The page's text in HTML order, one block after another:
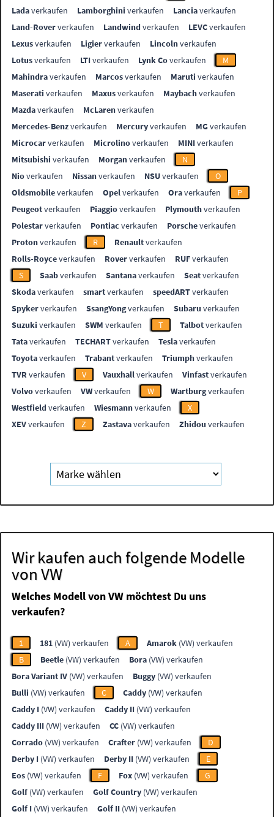
Ladaverkaufen Lamborghini verkaufen Lanciaverkaufen
Land-Roververkaufen Landwindverkaufen LEVCverkaufen
Lexusverkaufen Ligierverkaufen Lincolnverkaufen
Lotusverkaufen LTIverkaufen Lynk Coverkaufen
M
Mahindraverkaufen Marcosverkaufen Maruti verkaufen
Maserati verkaufen Maxusverkaufen Maybachverkaufen
Mazdaverkaufen McLarenverkaufen
Mercedes-Benzverkaufen Mercuryverkaufen MGverkaufen
Microcarverkaufen Microlinoverkaufen MINIverkaufen
Mitsubishi verkaufen Morganverkaufen
N
Nioverkaufen Nissanverkaufen NSUverkaufen
O
Oldsmobileverkaufen Opelverkaufen Oraverkaufen
P
Peugeotverkaufen Piaggioverkaufen Plymouthverkaufen
Polestarverkaufen Pontiac verkaufen Porscheverkaufen
Protonverkaufen R Renaultverkaufen
Rolls-Royceverkaufen Roververkaufen RUFverkaufen
S
Saabverkaufen Santanaverkaufen Seatverkaufen
Skodaverkaufen smartverkaufen speedARTverkaufen
Spykerverkaufen SsangYongverkaufen Subaru verkaufen
Suzuki verkaufen SWM verkaufen T Talbotverkaufen
Tataverkaufen TECHARTverkaufen Teslaverkaufen
Toyotaverkaufen Trabantverkaufen Triumphverkaufen
TVR verkaufen V Vauxhallverkaufen Vinfastverkaufen
Volvoverkaufen VWverkaufen W Wartburgverkaufen
Westfieldverkaufen Wiesmannverkaufen
X
XEVverkaufen Z Zastavaverkaufen Zhidou verkaufen
Wir kaufen auch folgende Modelle
von VW
Welches Modell von VW möchtest Du uns
verkaufen?
1 181 (VW) verkaufen A Amarok (VW) verkaufen
B
Beetle (VW) verkaufen Bora (VW) verkaufen
Bora Variant IV (VW) verkaufen Buggy (VW) verkaufen
Bulli (VW) verkaufen C Caddy (VW) verkaufen
Caddy I (VW) verkaufen Caddy II (VW) verkaufen
Caddy III (VW) verkaufen CC (VW) verkaufen
Corrado (VW) verkaufen Crafter (VW) verkaufen
D
Derby I (VW) verkaufen Derby II (VW) verkaufen
E
Eos (VW) verkaufen F Fox (VW) verkaufen
G
Golf (VW) verkaufen Golf Country (VW) verkaufen
Golf I (VW) verkaufen Golf II (VW) verkaufen